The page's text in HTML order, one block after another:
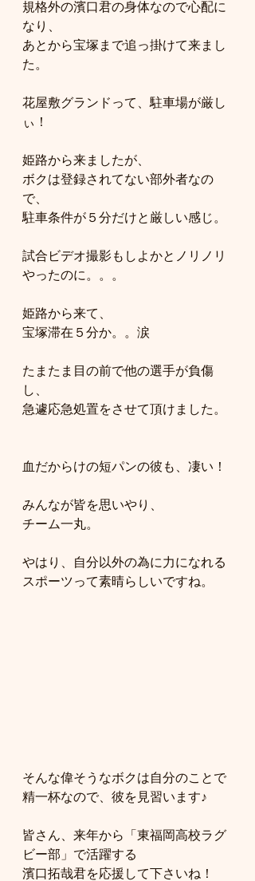
規格外の濱口君の身体なので心配に
なり、
あとから宝塚まで追っ掛けて来まし
た。
花屋敷グランドって、駐車場が厳し
ぃ！
姫路から来ましたが、
ボクは登録されてない部外者なの
で、
駐車条件が５分だけと厳しい感じ。
試合ビデオ撮影もしよかとノリノリ
やったのに。。。
姫路から来て、
宝塚滞在５分か。。涙
たまたま目の前で他の選手が負傷
し、
急遽応急処置をさせて頂けました。
血だからけの短パンの彼も、凄い！
みんなが皆を思いやり、
チーム一丸。
やはり、自分以外の為に力になれる
スポーツって素晴らしいですね。
そんな偉そうなボクは自分のことで
精一杯なので、彼を見習います♪
皆さん、来年から「東福岡高校ラグ
ビー部」で活躍する
濱口拓哉君を応援して下さいね！